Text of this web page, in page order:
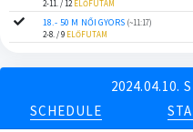
2-11. / 12 ELŐFUTAM
18.- 50 M NŐI GYORS (~11:17)
2-8. / 9 ELŐFUTAM
2024.04.10.
SCHEDULE